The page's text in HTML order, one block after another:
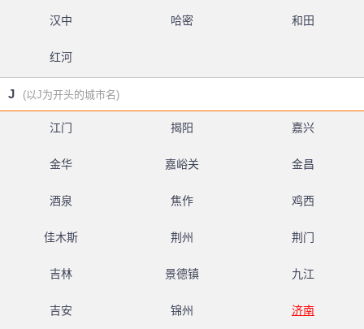
汉中 哈密 和田
红河
J (以J为开头的城市名)
江门 揭阳 嘉兴
金华 嘉峪关 金昌
酒泉 焦作 鸡西
佳木斯 荆州 荆门
吉林 景德镇 九江
吉安 锦州 济南